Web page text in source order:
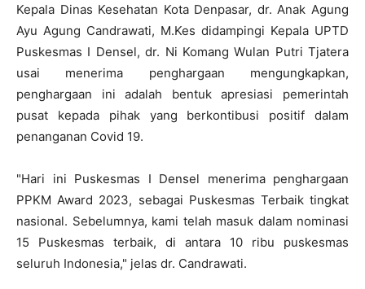
Kepala Dinas Kesehatan Kota Denpasar, dr. Anak Agung
Ayu Agung Candrawati, M.Kes didampingi Kepala UPTD
Puskesmas I Densel, dr. Ni Komang Wulan Putri Tjatera
usai menerima penghargaan mengungkapkan,
penghargaan ini adalah bentuk apresiasi pemerintah
pusat kepada pihak yang berkontibusi positif dalam
penanganan Covid 19.
"Hari ini Puskesmas I Densel menerima penghargaan
PPKM Award 2023, sebagai Puskesmas Terbaik tingkat
nasional. Sebelumnya, kami telah masuk dalam nominasi
15 Puskesmas terbaik, di antara 10 ribu puskesmas
seluruh Indonesia," jelas dr. Candrawati.